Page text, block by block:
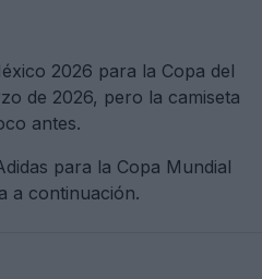
2026 para la Copa del
de 2026, pero la camiseta
antes.
para la Copa Mundial
a continuación.